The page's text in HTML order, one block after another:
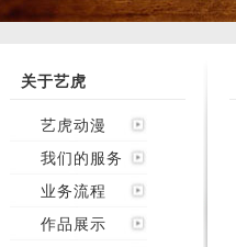
关于艺虎
艺虎动漫
我们的服务
业务流程
作品展示